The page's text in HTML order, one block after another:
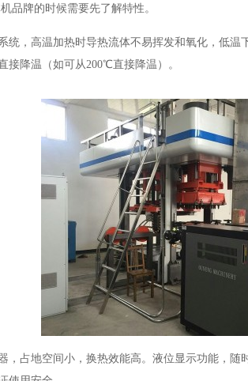
品牌的时候需要先了解特性。
统，高温加热时导热流体不易挥发和氧化，低
接降温（如可从200℃直接降温）。
，占地空间小，换热效能高。液位显示功能，